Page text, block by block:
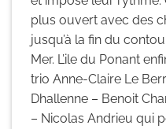
plus ouvert avec des
jusqu’à la fin du
Mer. L’ile du Ponant
trio Anne-Claire Le
Dhallenne – Benoit
– Nicolas Andrieu qui